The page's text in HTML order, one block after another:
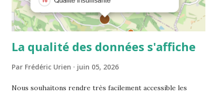
La qualité des données s'affiche
Par Frédéric Urien juin 05, 2026
Nous souhaitons rendre très facilement accessible les